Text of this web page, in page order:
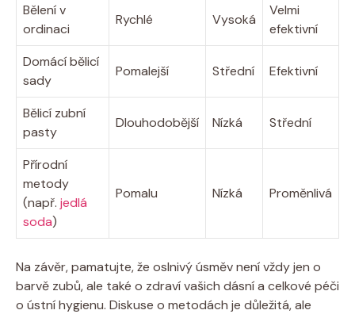
Bělení v
ordinaci
Rychlé Vysoká
Velmi
efektivní
Domácí bělicí
sady
Pomalejší Střední Efektivní
Bělicí zubní
pasty
Dlouhodobější Nízká Střední
Přírodní
metody
(např. jedlá
soda)
Pomalu Nízká Proměnlivá
Na závěr, pamatujte, že oslnivý úsměv není vždy jen o
barvě zubů, ale také o zdraví vašich dásní a celkové péči
o ústní hygienu. Diskuse o metodách je důležitá, ale